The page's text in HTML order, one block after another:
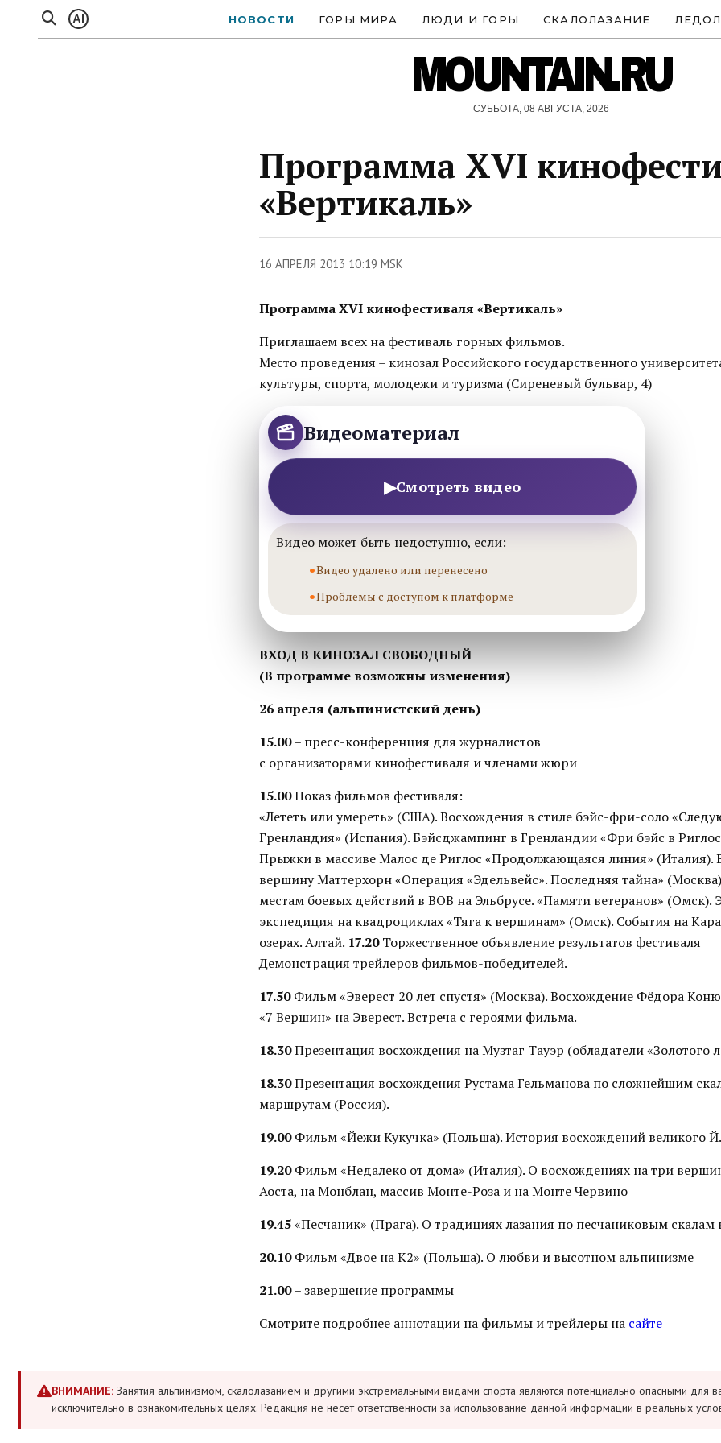
AI НОВОСТИ ГОРЫ МИРА ЛЮДИ И ГОРЫ СКАЛОЛАЗАНИЕ
MOUNTAIN.RU
СУББОТА, 08 АВГУСТА, 2026
Программа XVI
«Вертикаль»
16 АПРЕЛЯ 2013 10:19 MSK
Программа XVI кинофестиваля «Вертикаль»
Приглашаем всех на фестиваль горных фильмов.
Место проведения – кинозал Российского государственного
культуры, спорта, молодежи и туризма (Сиреневый бульвар, 4)
Видеоматериал
▶Смотреть видео
Видео может быть недоступно, если:
Видео удалено или перенесено
Проблемы с доступом к платформе
ВХОД В КИНОЗАЛ СВОБОДНЫЙ
(В программе возможны изменения)
26 апреля (альпинистский день)
15.00– пресс-конференция для журналистов
с организаторами кинофестиваля и членами жюри
15.00Показ фильмов фестиваля:
«Лететь или умереть» (США). Восхождения в стиле бэйс-фри-соло
Гренландия» (Испания). Бэйсджампинг в Гренландии «Фри бэйс в
Прыжки в массиве Малос де Риглос «Продолжающаяся линия» (Италия).
вершину Маттерхорн «Операция «Эдельвейс». Последняя тайна»
местам боевых действий в ВОВ на Эльбрусе. «Памяти ветеранов» (Омск).
экспедиция на квадроциклах «Тяга к вершинам» (Омск). События на
озерах. Алтай. 17.20Торжественное объявление результатов фестиваля
Демонстрация трейлеров фильмов-победителей.
17.50Фильм «Эверест 20 лет спустя» (Москва). Восхождение Фёдора
«7 Вершин» на Эверест. Встреча с героями фильма.
18.30Презентация восхождения на Музтаг Тауэр (обладатели «Золотого
18.30Презентация восхождения Рустама Гельманова по сложнейшим
маршрутам (Россия).
19.00Фильм «Йежи Кукучка» (Польша). История восхождений великого
19.20Фильм «Недалеко от дома» (Италия). О восхождениях на три
Аоста, на Монблан, массив Монте-Роза и на Монте Червино
19.45«Песчаник» (Прага). О традициях лазания по песчаниковым скалам
20.10Фильм «Двое на К2» (Польша). О любви и высотном альпинизме
21.00– завершение программы
Смотрите подробнее аннотации на фильмы и трейлеры на сайте
ВНИМАНИЕ: Занятия альпинизмом, скалолазанием и другими экстремальными видами спорта являются потенциально опасными для
исключительно в ознакомительных целях. Редакция не несет ответственности за использование данной информации в реальных